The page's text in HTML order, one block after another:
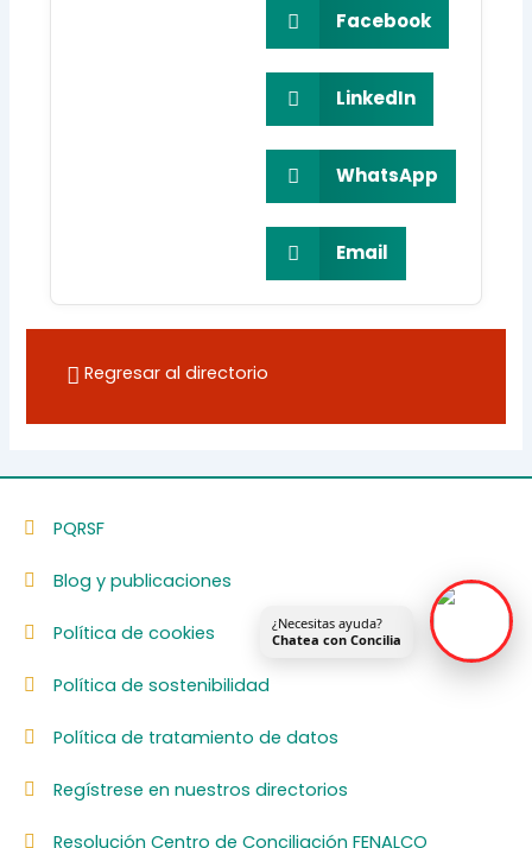
Facebook
LinkedIn
WhatsApp
Email
Regresar al directorio
PQRSF
Blog y publicaciones
Política de cookies
Política de sostenibilidad
Política de tratamiento de datos
Regístrese en nuestros directorios
Resolución Centro de Conciliación FENALCO
¿Necesitas ayuda?
Chatea con Concilia